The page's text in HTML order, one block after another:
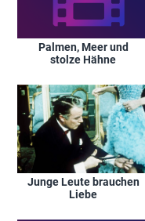
Palmen, Meer und
stolze Hähne
Junge Leute brauchen
Liebe